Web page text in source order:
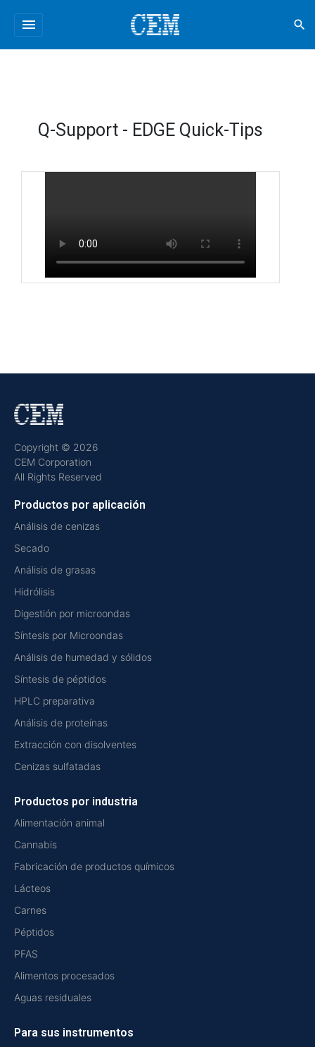
menu search
Q-Support - EDGE Quick-Tips
Copyright © 2026
CEM Corporation
All Rights Reserved
Productos por aplicación
Análisis de cenizas
Secado
Análisis de grasas
Hidrólisis
Digestión por microondas
Síntesis por Microondas
Análisis de humedad y sólidos
Síntesis de péptidos
HPLC preparativa
Análisis de proteínas
Extracción con disolventes
Cenizas sulfatadas
Productos por industria
Alimentación animal
Cannabis
Fabricación de productos químicos
Lácteos
Carnes
Péptidos
PFAS
Alimentos procesados
Aguas residuales
Para sus instrumentos